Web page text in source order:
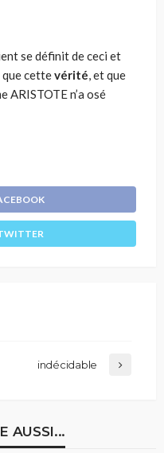
se définit de ceci et
que cettevérité, et que
ARISTOTE n’a osé
indécidable
AUSSI...